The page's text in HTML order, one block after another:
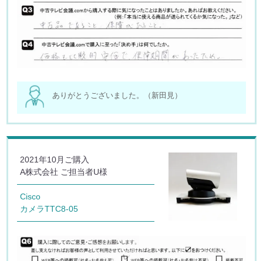
ありがとうございました。（新田見）
2021年10月ご購入
A株式会社 ご担当者U様
Cisco
カメラTTC8-05